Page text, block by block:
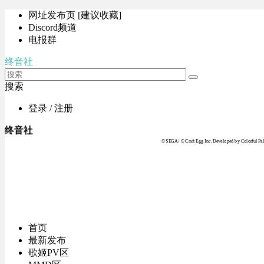
网址发布页 [建议收藏]
Discord频道
电报群
终音社
搜索
登录 / 注册
终音社
© SEGA / © Craft Egg Inc. Developed by Colorful
首页
最新发布
歌姬PV区